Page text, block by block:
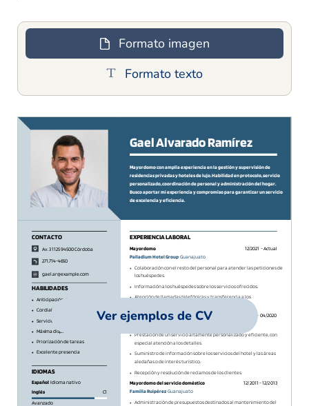
Formato imagen
Formato texto
Ver ejemplos de CV